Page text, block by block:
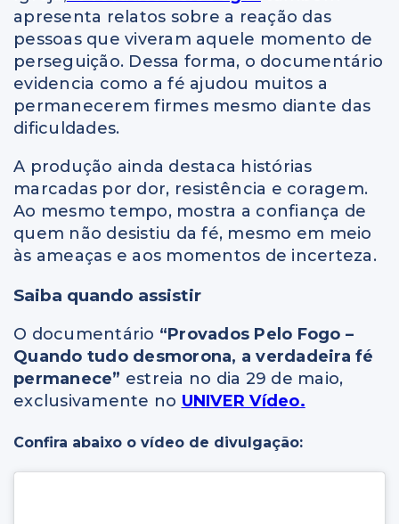
apresenta relatos sobre a reação das
pessoas que viveram aquele momento de
perseguição. Dessa forma, o documentário
evidencia como a fé ajudou muitos a
permanecerem firmes mesmo diante das
dificuldades.
A produção ainda destaca histórias
marcadas por dor, resistência e coragem.
Ao mesmo tempo, mostra a confiança de
quem não desistiu da fé, mesmo em meio
às ameaças e aos momentos de incerteza.
Saiba quando assistir
O documentário “Provados Pelo Fogo –
Quando tudo desmorona, a verdadeira fé
permanece” estreia no dia 29 de maio,
exclusivamente no UNIVER Vídeo.
Confira abaixo o vídeo de divulgação: